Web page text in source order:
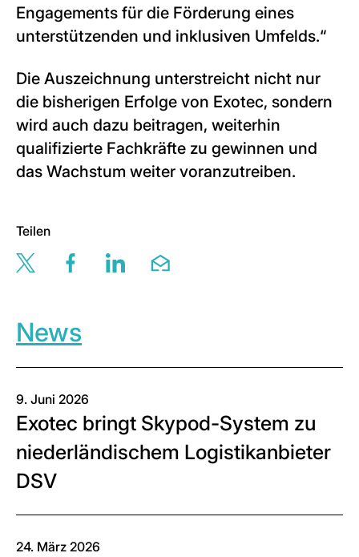
Engagements für die Förderung eines
unterstützenden und inklusiven Umfelds.“
Die Auszeichnung unterstreicht nicht nur
die bisherigen Erfolge von Exotec, sondern
wird auch dazu beitragen, weiterhin
qualifizierte Fachkräfte zu gewinnen und
das Wachstum weiter voranzutreiben.
Teilen
Share this page via twitter
Share this page via facebook
Share this page via linkedin
Share this page via email
News
9. Juni 2026
Exotec bringt Skypod-System zu
niederländischem Logistikanbieter
DSV
24. März 2026